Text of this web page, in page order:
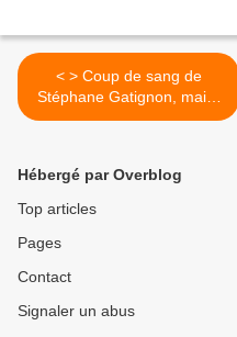
< > Coup de sang de
Stéphane Gatignon, maire
de Sevran
Hébergé par Overblog
Top articles
Pages
Contact
Signaler un abus